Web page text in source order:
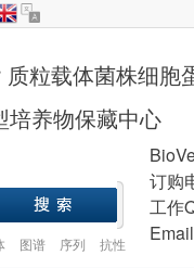
质粒载体菌株细胞
培养物保藏中心
图谱 序列
抗性
订购
工作